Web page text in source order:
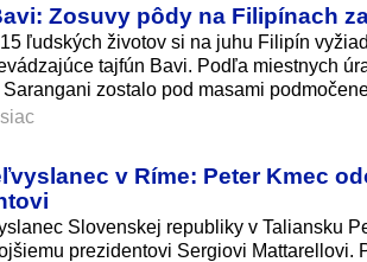
Zosuvy pôdy na Filipínach
ľudských životov si na juhu Filipín
tajfún Bavi. Podľa miestnych
zostalo pod masami
v Ríme: Peter Kmec
Slovenskej republiky v Taliansku
prezidentovi Sergiovi